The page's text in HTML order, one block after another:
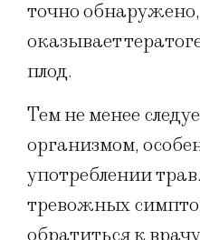
точно
оказывает
плод.
Тем не менее
организмом,
употреблении
тревожных
обратиться к